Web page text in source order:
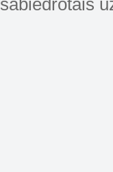
sabiedrotais